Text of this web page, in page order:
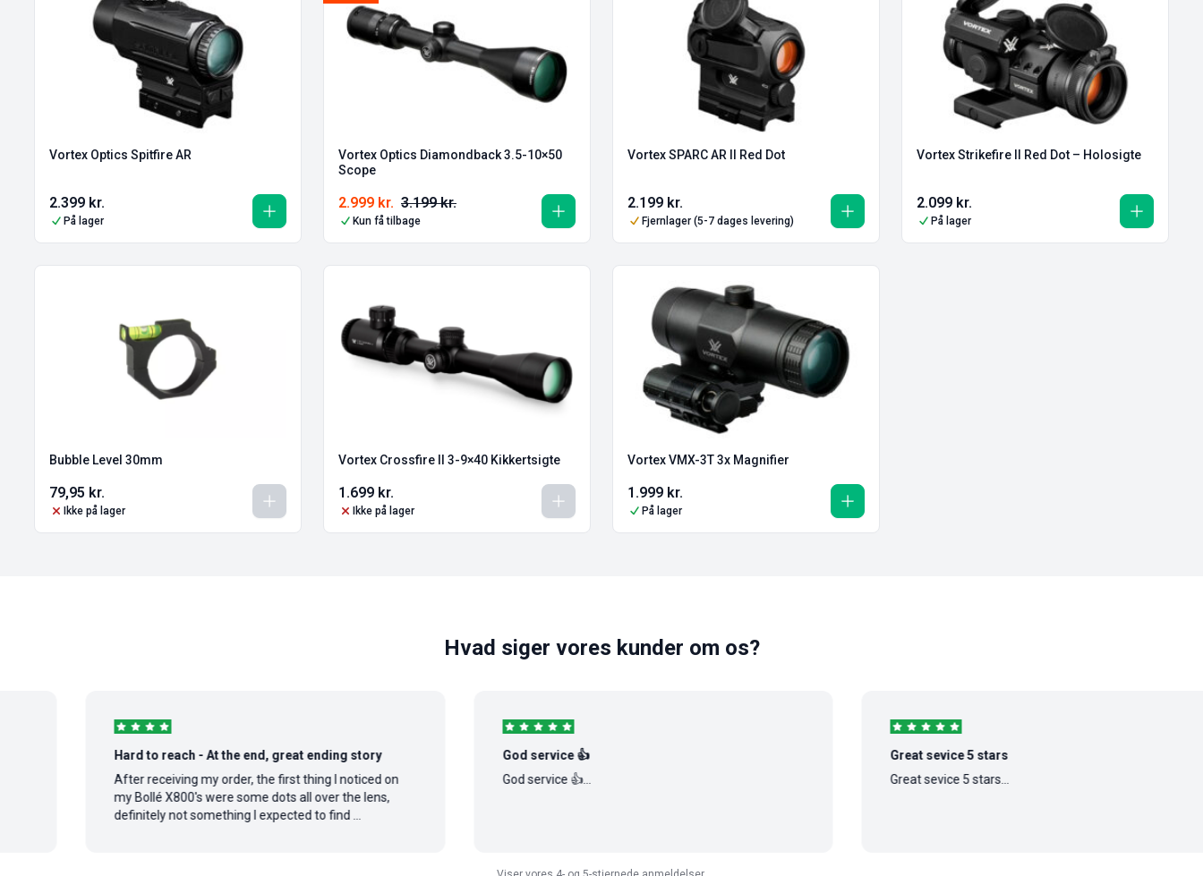
Vortex Optics Spitfire AR
2.399 kr.
På lager
Vortex Optics Diamondback 3.5-10×50
Scope
3.199kr.
2.999 kr.
Kun få tilbage
Vortex SPARC AR II Red Dot
2.199 kr.
Fjernlager (5-7 dages levering)
Vortex Strikefire II Red Dot – Holosigte
2.099 kr.
På lager
Bubble Level 30mm
79,95 kr.
Ikke på lager
Vortex Crossfire II 3-9×40 Kikkertsigte
1.699 kr.
Ikke på lager
Vortex VMX-3T 3x Magnifier
1.999 kr.
På lager
Hvad siger vores kunder om os?
Hard to reach - At the end, great ending story
After receiving my order, the first thing I noticed on
my Bollé X800's were some dots all over the lens,
definitely not something I expected to find ...
God service 👍
God service 👍...
Great sevice 5 stars
Great sevice 5 stars...